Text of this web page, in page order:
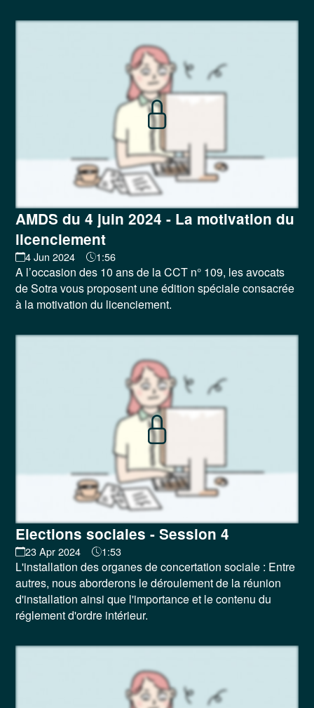
AMDS du 4 juin 2024 - La motivation du
licenciement
4 Jun 2024 1:56
A l’occasion des 10 ans de la CCT n° 109, les avocats
de Sotra vous proposent une édition spéciale consacrée
à la motivation du licenciement.
Elections sociales - Session 4
23 Apr 2024 1:53
L'installation des organes de concertation sociale : Entre
autres, nous aborderons le déroulement de la réunion
d'installation ainsi que l'importance et le contenu du
réglement d'ordre intérieur.